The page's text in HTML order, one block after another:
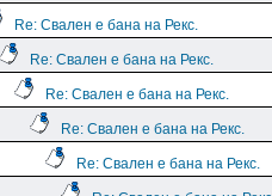
Re: Свален е бана на Рекс.
Re: Свален е бана на Рекс.
Re: Свален е бана на Рекс.
Re: Свален е бана на Рекс.
Re: Свален е бана на Рекс.